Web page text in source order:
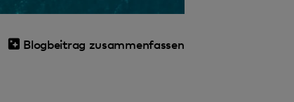
Blogbeitrag zusammenfassen